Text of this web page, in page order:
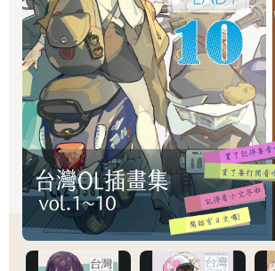
（靜芳恍然，排練場竟陌生，不甚熟練地比
孩」「你」。）
一諾：藝術⋯⋯小孩⋯⋯我？（懂了，笑了
（靜芳點點頭，覺得自己有些失態了而不好
一諾：妳覺得呢？（笑）我從來都不知道這
就只因為我有一個藝術家媽媽？（拿起酒杯
神童長大會變成什麼嗎？（靜芳和宛綺搖搖
神童變老呢？（靜芳和宛綺再搖搖頭）一個
如果有一天，我老了，妳們覺得我會變成那
果有一天，我變得白髮蒼蒼、腦滿腸肥，然
演員坐我的大腿？不然我們來想像一下⋯⋯我
了，我比現在還要老二十歲，還要胖二十公
現在還要大⋯⋯
（一諾彈了一下手指。他改變身型、坐姿，